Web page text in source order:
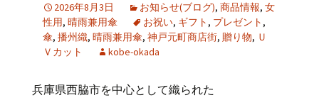
2026年8月3日 お知らせ(ブログ), 商品情報, 女
性用, 晴雨兼用傘 お祝い, ギフト , プレゼント ,
傘, 播州織, 晴雨兼用傘, 神戸元町商店街, 贈り物, Ｕ
Ｖカット
kobe-okada
兵庫県西脇市を中心として織られた